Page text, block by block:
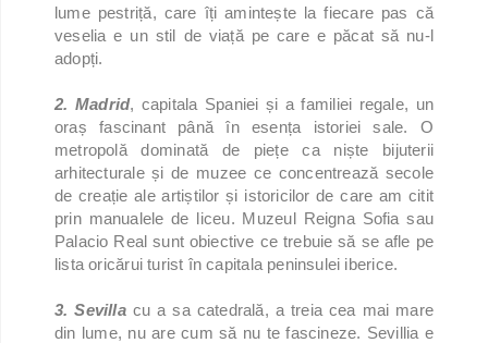
lume pestriță, care îți amintește la fiecare pas că
veselia e un stil de viață pe care e păcat să nu-l
adopți.
2. Madrid, capitala Spaniei și a familiei regale, un
oraș fascinant până în esența istoriei sale. O
metropolă dominată de piețe ca niște bijuterii
arhitecturale și de muzee ce concentrează secole
de creație ale artiștilor și istoricilor de care am citit
prin manualele de liceu. Muzeul Reigna Sofia sau
Palacio Real sunt obiective ce trebuie să se afle pe
lista oricărui turist în capitala peninsulei iberice.
3. Sevillacu a sa catedrală, a treia cea mai mare
din lume, nu are cum să nu te fascineze. Sevillia e